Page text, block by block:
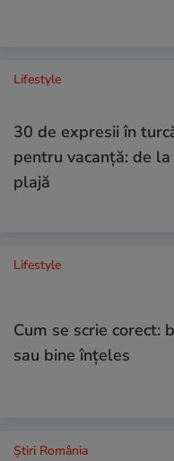
Lifestyle
30 de expresii în
pentru vacanță: de
plajă
Lifestyle
Cum se scrie corect:
sau bine înțeles
Știri România